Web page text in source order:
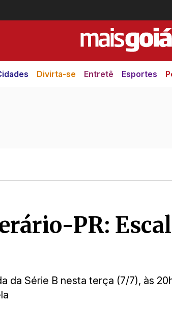
Divirta-se Entretê Esportes
PR:
da Série B nesta terça (7/7), às